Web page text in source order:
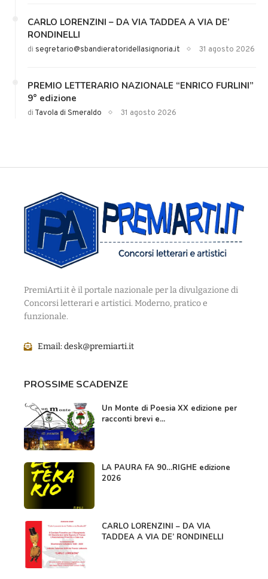
CARLO LORENZINI – DA VIA TADDEA A VIA DE’
RONDINELLI
di segretario@sbandieratoridellasignoria.it 31 agosto 2026
PREMIO LETTERARIO NAZIONALE “ENRICO FURLINI”
9° edizione
di Tavola di Smeraldo 31 agosto 2026
PremiArti.it è il portale nazionale per la divulgazione di
Concorsi letterari e artistici. Moderno, pratico e
funzionale.
Email:desk@premiarti.it
PROSSIME SCADENZE
Un Monte di Poesia XX edizione per
racconti brevi e...
LA PAURA FA 90…RIGHE edizione
2026
CARLO LORENZINI – DA VIA
TADDEA A VIA DE’ RONDINELLI